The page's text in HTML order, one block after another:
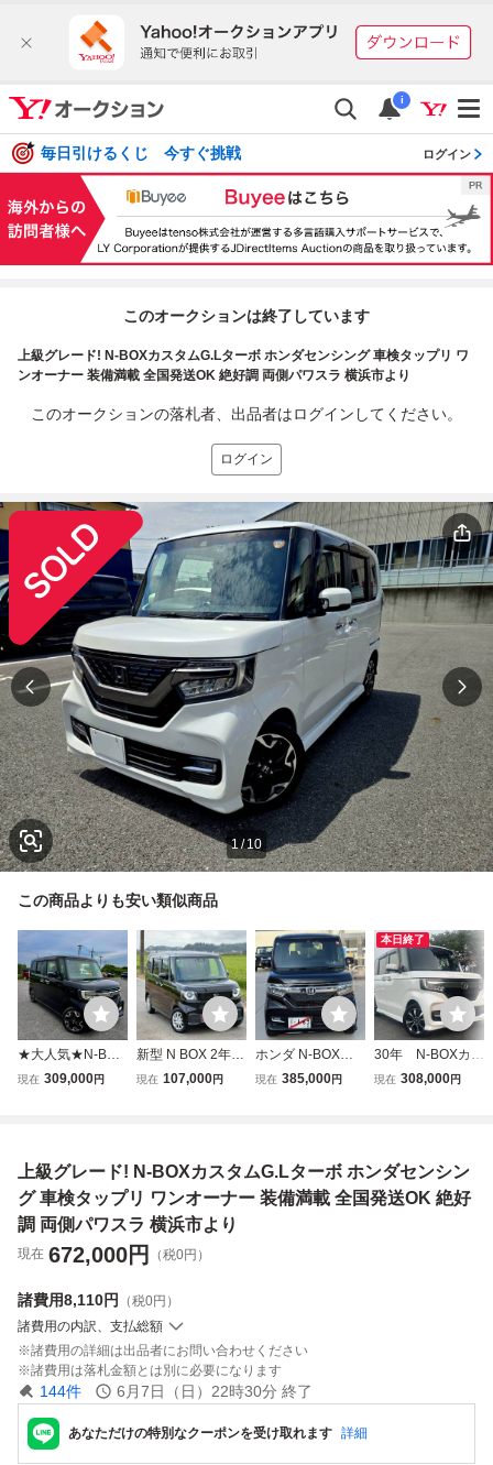
i
毎日引けるくじ 今すぐ挑戦 ログイン
このオークションは終了しています
上級グレード! N-BOXカスタムG.Lターボ ホンダセンシング 車検タップリ ワ
ンオーナー 装備満載 全国発送OK 絶好調 両側パワスラ 横浜市より
このオークションの落札者、出品者はログインしてください。
ログイン
1/10
この商品よりも安い類似商品
★大人気★N-BOX
カスタム GLター
テレビ●値段交渉
可●下取り大歓迎
現在 309,000円
新型 N BOX 2年本
車検付き 内装クリ
ンダセンシング 走
行中テレビok
現在 107,000円
ホンダ N-BOXカ
スタム JF3 G・L
現在 385,000円
本日終了
30年 N-BOXカス
タム G・Lホンダ
TC・安全装備充
実！車検：令和10
現在 308,000円
上級グレード! N-BOXカスタムG.Lターボ ホンダセンシン
グ 車検タップリ ワンオーナー 装備満載 全国発送OK 絶好
調 両側パワスラ 横浜市より
現在 672,000円 （税0円）
諸費用8,110円
（税0円）
諸費用の内訳、支払総額
諸費用の詳細は出品者にお問い合わせください
諸費用は落札金額とは別に必要になります
144件 6月7日（日）22時30分 終了
あなただけの特別なクーポンを受け取れます 詳細